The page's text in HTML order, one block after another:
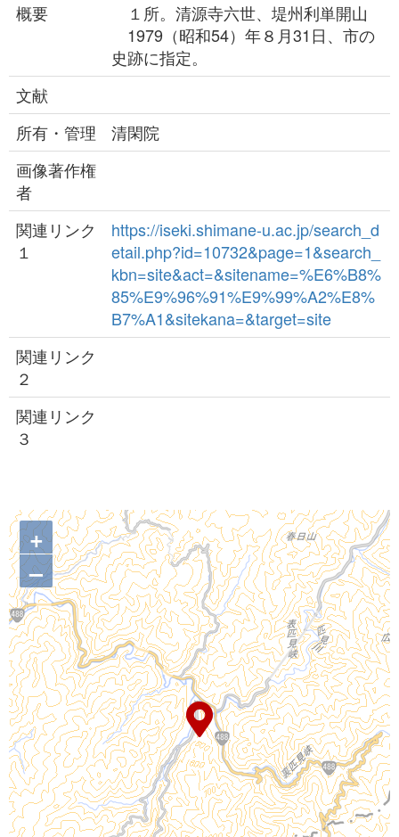
概要
１所。清源寺六世、堤州利単開山
1979（昭和54）年８月31日、市の
史跡に指定。
文献
所有・管理
清閑院
画像著作権
者
関連リンク
１
https://iseki.shimane-u.ac.jp/search_d
etail.php?id=10732&page=1&search_
kbn=site&act=&sitename=%E6%B8%
85%E9%96%91%E9%99%A2%E8%
B7%A1&sitekana=&target=site
関連リンク
２
関連リンク
３
+
–